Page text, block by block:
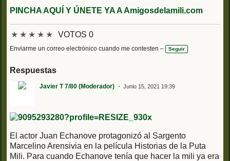
PINCHA AQUÍ Y ÚNETE YA A Amigosdelamili.com
★ ★ ★ ★ ★ VOTOS 0
Enviarme un correo electrónico cuando me contesten – Seguir
Respuestas
Javier T 7/80 (Moderador) Junio 15, 2021 19:39
El actor Juan Echanove protagonizó al Sargento
Marcelino Arensivia en la película Historias de la Puta
Mili. Para cuando Echanove tenía que hacer la mili ya era